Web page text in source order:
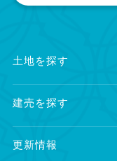
土地を探す
建売を探す
更新情報